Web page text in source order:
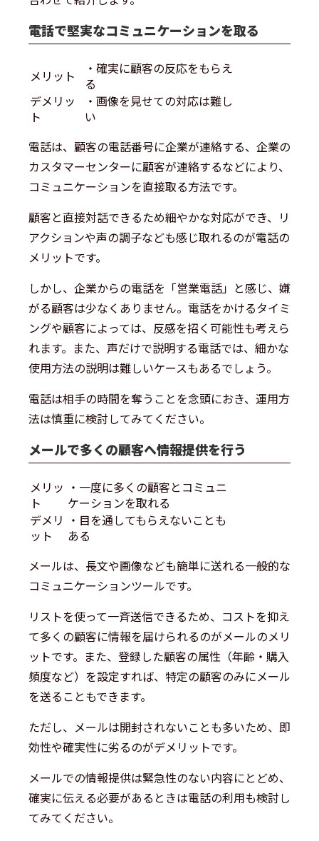
電話で堅実なコミュニケーションを取る
メリット
・確実に顧客の反応をもらえ
る
デメリッ
ト
・画像を見せての対応は難し
い
電話は、顧客の電話番号に企業が連絡する、企業の
カスタマーセンターに顧客が連絡するなどにより、
コミュニケーションを直接取る方法です。
顧客と直接対話できるため細やかな対応ができ、リ
アクションや声の調子なども感じ取れるのが電話の
メリットです。
しかし、企業からの電話を「営業電話」と感じ、嫌
がる顧客は少なくありません。電話をかけるタイミ
ングや顧客によっては、反感を招く可能性も考えら
れます。また、声だけで説明する電話では、細かな
使用方法の説明は難しいケースもあるでしょう。
電話は相手の時間を奪うことを念頭におき、運用方
法は慎重に検討してみてください。
メールで多くの顧客へ情報提供を行う
メリッ
ト
・一度に多くの顧客とコミュニ
ケーションを取れる
デメリ
ット
・目を通してもらえないことも
ある
メールは、長文や画像なども簡単に送れる一般的な
コミュニケーションツールです。
リストを使って一斉送信できるため、コストを抑え
て多くの顧客に情報を届けられるのがメールのメリ
ットです。また、登録した顧客の属性（年齢・購入
頻度など）を設定すれば、特定の顧客のみにメール
を送ることもできます。
ただし、メールは開封されないことも多いため、即
効性や確実性に劣るのがデメリットです。
メールでの情報提供は緊急性のない内容にとどめ、
確実に伝える必要があるときは電話の利用も検討し
てみてください。